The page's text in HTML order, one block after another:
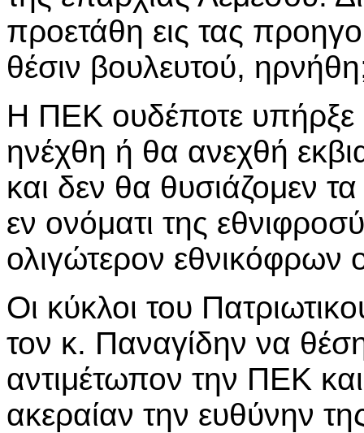
προετάθη εις τας
θέσιν βουλευτού,
Η ΠΕΚ ουδέποτε υπήρξε
ηνέχθη ή θα ανεχθή
και δεν θα θυσιάζομεν
εν ονόματι της
ολιγώτερον εθνικόφρων
Οι κύκλοι του
τον κ. Παναγίδην να
αντιμέτωπον την ΠΕΚ
ακεραίαν την ευθύνην